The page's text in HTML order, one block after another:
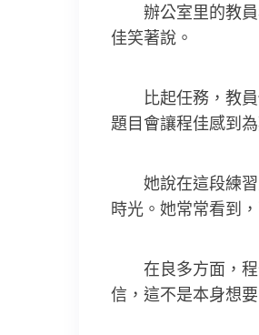
辦公室里的教員年
佳笑著說。
比起任務，教員
題目會讓程佳感到
她說在這段練習
時光。她常常看到
在良多方面，程
信，這不是本身想